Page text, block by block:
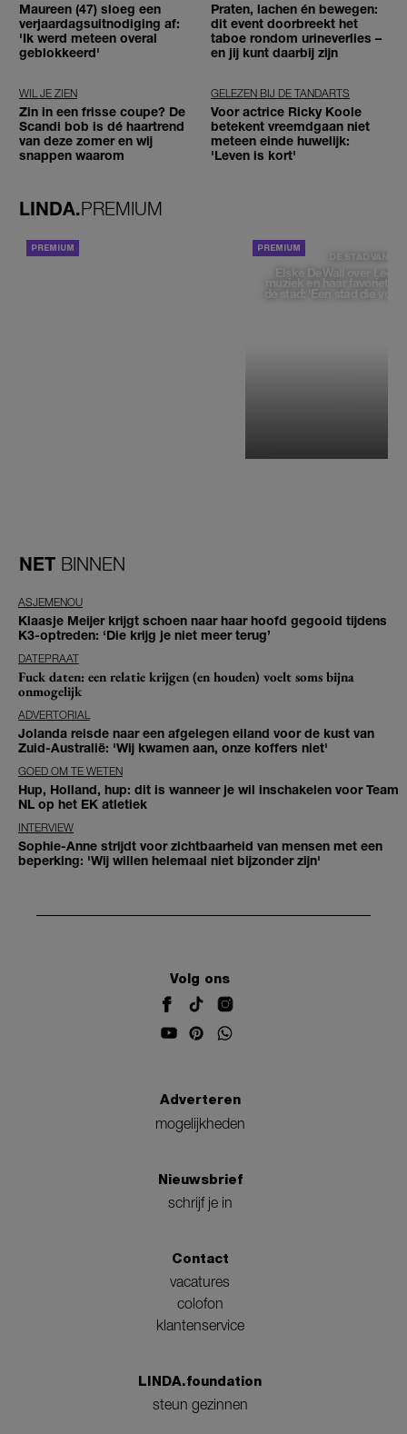
Maureen (47) sloeg een
verjaardagsuitnodiging af:
'Ik werd meteen overal
geblokkeerd'
Praten, lachen én bewegen:
dit event doorbreekt het
taboe rondom urineverlies –
en jij kunt daarbij zijn
WIL JE ZIEN
Zin in een frisse coupe? De
Scandi bob is dé haartrend
van deze zomer en wij
snappen waarom
GELEZEN BIJ DE TANDARTS
Voor actrice Ricky Koole
betekent vreemdgaan niet
meteen einde huwelijk:
'Leven is kort'
LINDA.PREMIUM
DE STAD VAN
Elske DeWall over
muziek en haar favoriete
de stad: 'Een stad die
NET BINNEN
ASJEMENOU
Klaasje Meijer krijgt schoen naar haar hoofd gegooid tijdens
K3-optreden: ‘Die krijg je niet meer terug’
DATEPRAAT
Fuck daten: een relatie krijgen (en houden) voelt soms bijna
onmogelijk
ADVERTORIAL
Jolanda reisde naar een afgelegen eiland voor de kust van
Zuid-Australië: 'Wij kwamen aan, onze koffers niet'
GOED OM TE WETEN
Hup, Holland, hup: dit is wanneer je wil inschakelen voor Team
NL op het EK atletiek
INTERVIEW
Sophie-Anne strijdt voor zichtbaarheid van mensen met een
beperking: 'Wij willen helemaal niet bijzonder zijn'
Volg ons
Adverteren
mogelijkheden
Nieuwsbrief
schrijf je in
Contact
vacatures
colofon
klantenservice
LINDA.foundation
steun gezinnen